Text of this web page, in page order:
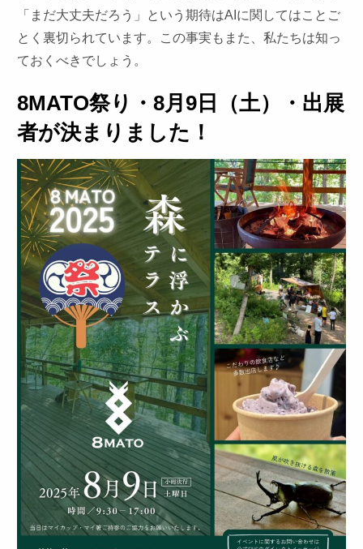
「まだ大丈夫だろう」という期待はAIに関してはことご
とく裏切られています。この事実もまた、私たちは知っ
ておくべきでしょう。
8MATO祭り・8月9日（土）・出展
者が決まりました！